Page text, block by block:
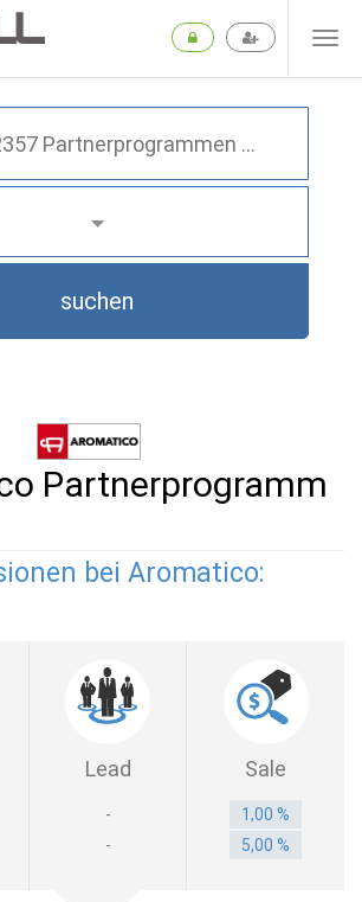
suchen
Partnerprogramm
bei Aromatico:
Lead Sale
-
1,00 %
- 5,00 %